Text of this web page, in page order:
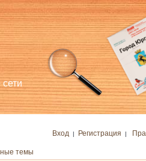
Вход | Регистрация |
темы